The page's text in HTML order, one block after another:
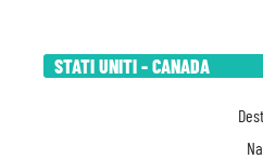
STATI UNITI - CANADA